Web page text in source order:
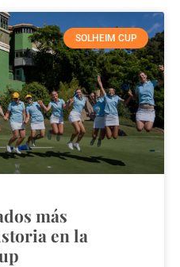
SOLHEIM CUP
más
en la